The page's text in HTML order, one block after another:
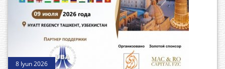
8 Iyun 2026